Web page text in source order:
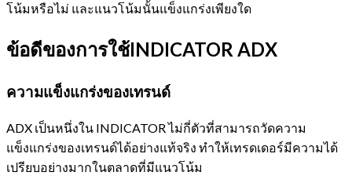
โน้มหรือไม่ และแนวโน้มนั้นแข็งแกร่งเพียงใด
ข้อดีของการใช้INDICATOR ADX
ความแข็งแกร่งของเทรนด์
ADX เป็นหนึ่งใน INDICATOR ไม่กี่ตัวที่สามารถวัดความ
แข็งแกร่งของเทรนด์ได้อย่างแท้จริง ทำให้เทรดเดอร์มีความได้
เปรียบอย่างมากในตลาดที่มีแนวโน้ม